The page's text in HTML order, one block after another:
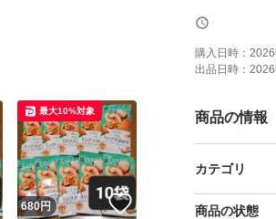
せんでした
ご理解いた
・Premium
賞味期限
購入日時：
出品日時：
商品の情報
カテゴリ
商品の状態
いいね！
680円 いいね！
最大10%対象